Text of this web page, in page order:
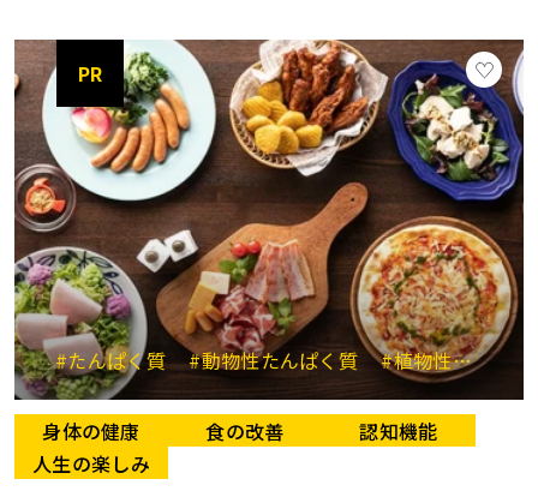
PR
#たんぱく質 #動物性たんぱく質 #植物性たんぱく質
身体の健康 食の改善
認知機能
人生の楽しみ